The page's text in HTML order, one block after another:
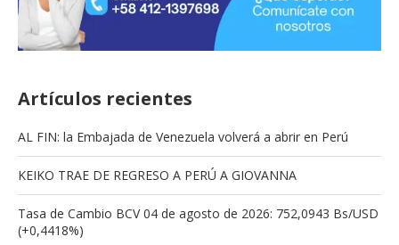
Artículos recientes
AL FIN: la Embajada de Venezuela volverá a abrir en Perú
KEIKO TRAE DE REGRESO A PERÚ A GIOVANNA
Tasa de Cambio BCV 04 de agosto de 2026: 752,0943 Bs/USD
(+0,4418%)